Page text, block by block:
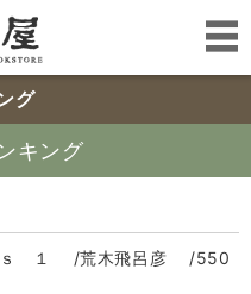
グ
キング
ｓ １ /荒木飛呂彦 /550